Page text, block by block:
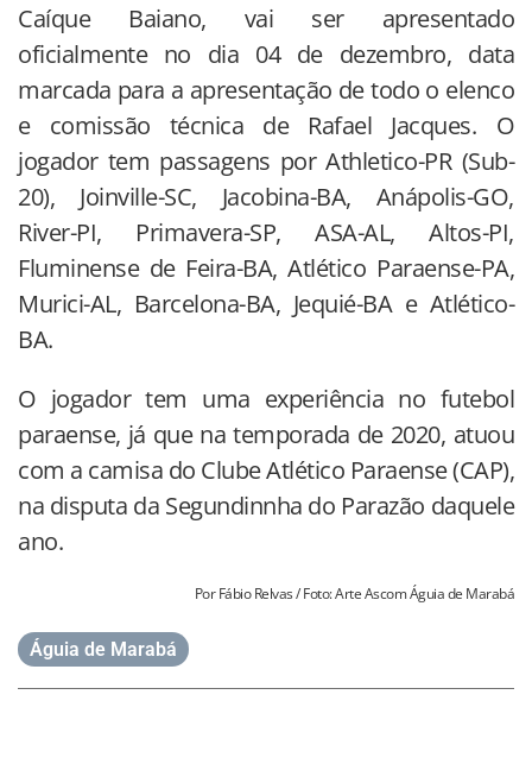
Caíque Baiano, vai ser apresentado
oficialmente no dia 04 de dezembro, data
marcada para a apresentação de todo o elenco
e comissão técnica de Rafael Jacques. O
jogador tem passagens por Athletico-PR (Sub-
20), Joinville-SC, Jacobina-BA, Anápolis-GO,
River-PI, Primavera-SP, ASA-AL, Altos-PI,
Fluminense de Feira-BA, Atlético Paraense-PA,
Murici-AL, Barcelona-BA, Jequié-BA e Atlético-
BA.
O jogador tem uma experiência no futebol
paraense, já que na temporada de 2020, atuou
com a camisa do Clube Atlético Paraense (CAP),
na disputa da Segundinnha do Parazão daquele
ano.
Por Fábio Relvas / Foto: Arte Ascom Águia de Marabá
Águia de Marabá